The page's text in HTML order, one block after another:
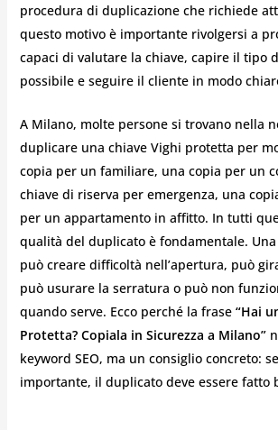
procedura di duplicazione che richiede
questo motivo è importante rivolgersi a
capaci di valutare la chiave, capire il tipo
possibile e seguire il cliente in modo
A Milano, molte persone si trovano nella
duplicare una chiave Vighi protetta per
copia per un familiare, una copia per un
chiave di riserva per emergenza, una
per un appartamento in affitto. In tutti
qualità del duplicato è fondamentale.
può creare difficoltà nell’apertura, può
può usurare la serratura o può non
quando serve. Ecco perché la frase “Hai
Protetta? Copiala in Sicurezza a Milano”
keyword SEO, ma un consiglio concreto:
importante, il duplicato deve essere fatto